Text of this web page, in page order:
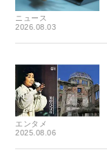
ニュース
2026.08.03
エンタメ
2025.08.06